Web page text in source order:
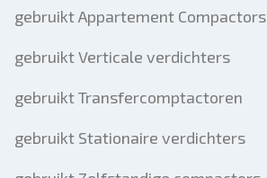
gebruikt Appartement Compactors
gebruikt Verticale verdichters
gebruikt Transfercomptactoren
gebruikt Stationaire verdichters